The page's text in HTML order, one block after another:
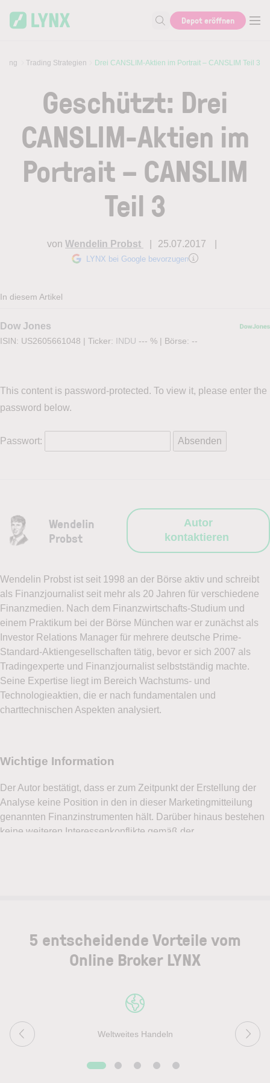
Suche nach Aktie, Autor...
Depot eröffnen
Trading Strategien Drei CANSLIM-Aktien im Portrait – CANSLIM Teil 3
Geschützt: Drei
CANSLIM-Aktien im
Portrait – CANSLIM
Teil 3
von Wendelin Probst 25.07.2017
LYNX bei Google bevorzugen
In diesem Artikel
Dow Jones
ISIN: US2605661048 | Ticker: INDU --- % | Börse: --
This content is password-protected. To view it, please enter the
password below.
Passwort:
Wendelin
Probst
Autor
kontaktieren
Wendelin Probst ist seit 1998 an der Börse aktiv und schreibt
als Finanzjournalist seit mehr als 20 Jahren für verschiedene
Finanzmedien. Nach dem Finanzwirtschafts-Studium und
einem Praktikum bei der Börse München war er zunächst als
Investor Relations Manager für mehrere deutsche Prime-
Standard-Aktiengesellschaften tätig, bevor er sich 2007 als
Tradingexperte und Finanzjournalist selbstständig machte.
Seine Expertise liegt im Bereich Wachstums- und
Technologieaktien, die er nach fundamentalen und
charttechnischen Aspekten analysiert.
5 entscheidende Vorteile vom
Online Broker LYNX
Weltweites Handeln